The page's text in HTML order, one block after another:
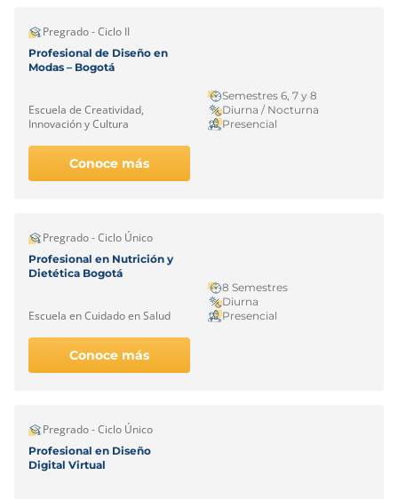
Pregrado - Ciclo II
Profesional de Diseño en
Modas – Bogotá
Escuela de Creatividad,
Innovación y Cultura
Semestres 6, 7 y 8
Diurna / Nocturna
Presencial
Conoce más
Pregrado - Ciclo Único
Profesional en Nutrición y
Dietética Bogotá
Escuela en Cuidado en Salud
8 Semestres
Diurna
Presencial
Conoce más
Pregrado - Ciclo Único
Profesional en Diseño
Digital Virtual